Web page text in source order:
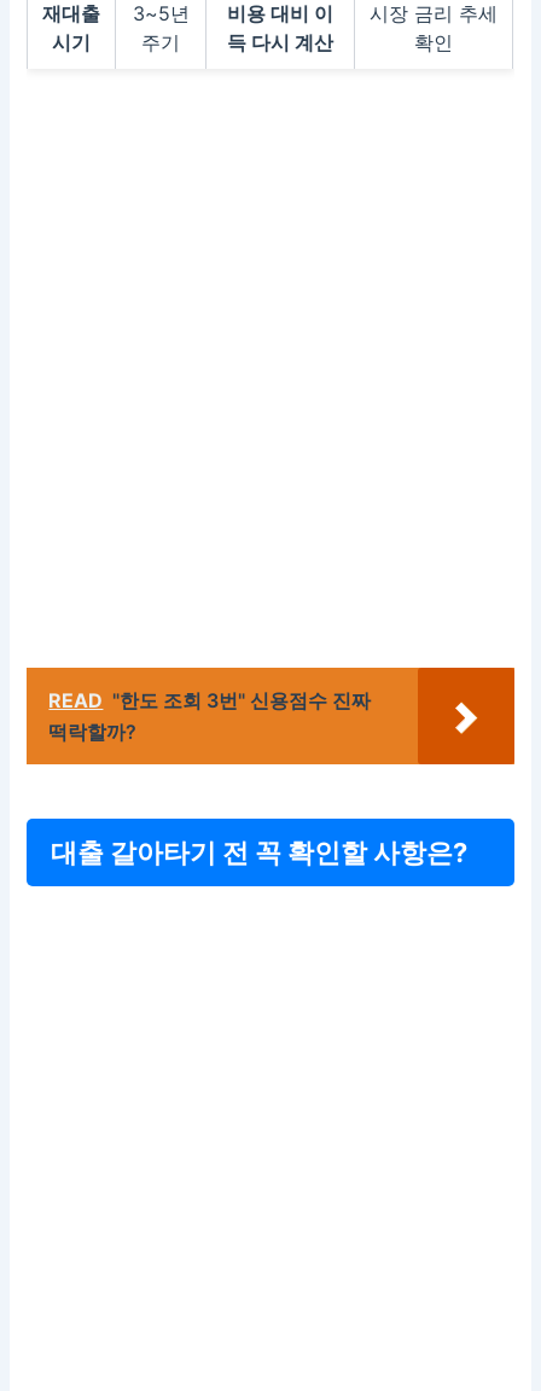
재대출
시기
3~5년
주기
비용 대비 이
득 다시 계산
시장 금리 추세
확인
READ "한도 조회 3번" 신용점수 진짜
떡락할까?
대출 갈아타기 전 꼭 확인할 사항은?